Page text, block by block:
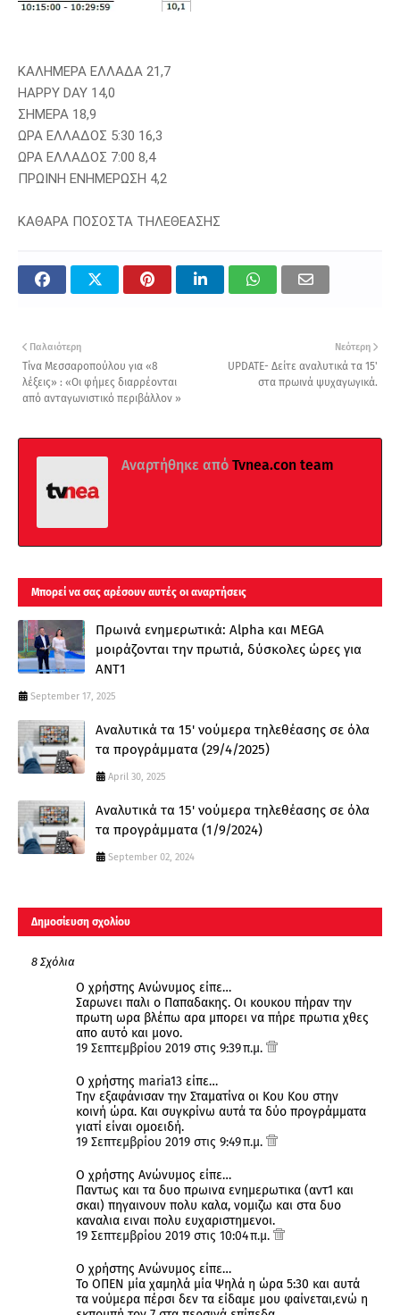
ΚΑΛΗΜΕΡΑ ΕΛΛΑΔΑ 21,7
HAPPY DAY 14,0
ΣΗΜΕΡΑ 18,9
ΩΡΑ ΕΛΛΑΔΟΣ 5:30 16,3
ΩΡΑ ΕΛΛΑΔΟΣ 7:00 8,4
ΠΡΩΙΝΗ ΕΝΗΜΕΡΩΣΗ 4,2
ΚΑΘΑΡΑ ΠΟΣΟΣΤΑ ΤΗΛΕΘΕΑΣΗΣ
Νεότερη
UPDATE- Δείτε αναλυτικά τα 15'
στα πρωινά ψυχαγωγικά.
Παλαιότερη
Τίνα Μεσσαροπούλου για «8
λέξεις» : «Οι φήμες διαρρέονται
από ανταγωνιστικό περιβάλλον »
Αναρτήθηκε από Tvnea.con team
Μπορεί να σας αρέσουν αυτές οι αναρτήσεις
Πρωινά ενημερωτικά: Alpha και MEGA
μοιράζονται την πρωτιά, δύσκολες ώρες για
ΑΝΤ1
September 17, 2025
Αναλυτικά τα 15' νούμερα τηλεθέασης σε όλα
τα προγράμματα (29/4/2025)
April 30, 2025
Αναλυτικά τα 15' νούμερα τηλεθέασης σε όλα
τα προγράμματα (1/9/2024)
September 02, 2024
Δημοσίευση σχολίου
8 Σχόλια
Ο χρήστης Ανώνυμος είπε…
Σαρωνει παλι ο Παπαδακης. Οι κουκου πήραν την
πρωτη ωρα βλέπω αρα μπορει να πήρε πρωτια χθες
απο αυτό και μονο.
19 Σεπτεμβρίου 2019 στις 9:39 π.μ.
Ο χρήστης maria13 είπε…
Την εξαφάνισαν την Σταματίνα οι Κου Κου στην
κοινή ώρα. Και συγκρίνω αυτά τα δύο προγράμματα
γιατί είναι ομοειδή.
19 Σεπτεμβρίου 2019 στις 9:49 π.μ.
Ο χρήστης Ανώνυμος είπε…
Παντως και τα δυο πρωινα ενημερωτικα (αντ1 και
σκαι) πηγαινουν πολυ καλα, νομιζω και στα δυο
καναλια ειναι πολυ ευχαριστημενοι.
19 Σεπτεμβρίου 2019 στις 10:04 π.μ.
Ο χρήστης Ανώνυμος είπε…
To ΟΠΕΝ μία χαμηλά μία Ψηλά η ώρα 5:30 και αυτά
τα νούμερα πέρσι δεν τα είδαμε μου φαίνεται,ενώ η